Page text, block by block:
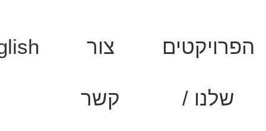
הפרויקטים
שלנו /
צור
קשר